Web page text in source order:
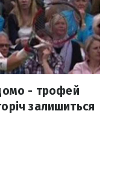
- трофей
залишиться